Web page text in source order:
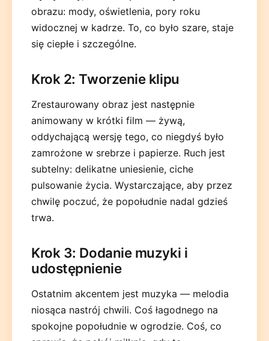
obrazu: mody, oświetlenia, pory roku
widocznej w kadrze. To, co było szare, staje
się ciepłe i szczególne.
Krok 2: Tworzenie klipu
Zrestaurowany obraz jest następnie
animowany w krótki film — żywą,
oddychającą wersję tego, co niegdyś było
zamrożone w srebrze i papierze. Ruch jest
subtelny: delikatne uniesienie, ciche
pulsowanie życia. Wystarczające, aby przez
chwilę poczuć, że popołudnie nadal gdzieś
trwa.
Krok 3: Dodanie muzyki i
udostępnienie
Ostatnim akcentem jest muzyka — melodia
niosąca nastrój chwili. Coś łagodnego na
spokojne popołudnie w ogrodzie. Coś, co